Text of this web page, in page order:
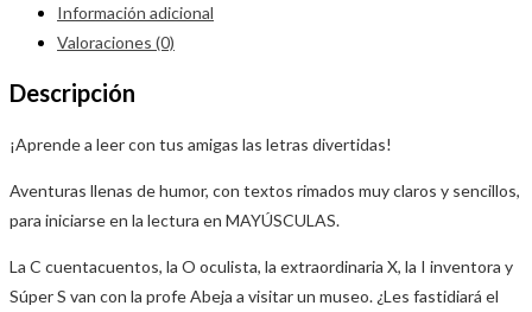
Información adicional
Valoraciones (0)
Descripción
¡Aprende a leer con tus amigas las letras divertidas!
Aventuras llenas de humor, con textos rimados muy claros y sencillos,
para iniciarse en la lectura en MAYÚSCULAS.
La C cuentacuentos, la O oculista, la extraordinaria X, la I inventora y
Súper S van con la profe Abeja a visitar un museo. ¿Les fastidiará el